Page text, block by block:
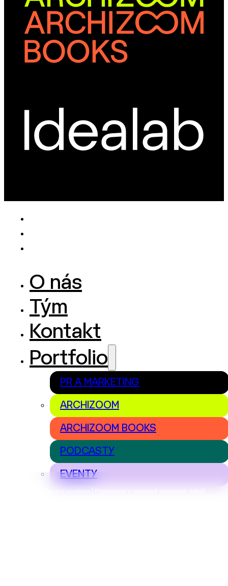
Nastavení cookies | Prohlášení o ochraně osobních údajů
O nás
Tým
Kontakt
Portfolio
PR A MARKETING
ARCHIZOOM
ARCHIZOOM BOOKS
PODCASTY
EVENTY